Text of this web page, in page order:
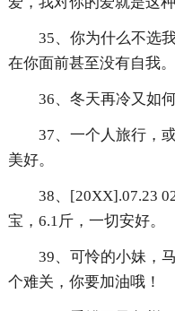
35、你为什么不选
在你面前甚至没有自我。
36、冬天再冷又如
37、一个人旅行，
美好。
38、[20XX].07.23
宝，6.1斤，一切安好。
39、可怜的小妹，
个难关，你要加油哦！